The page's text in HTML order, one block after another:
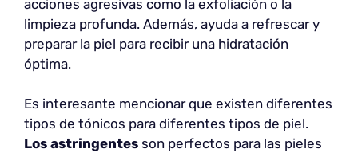
acciones agresivas como la exfoliación o la
limpieza profunda. Además, ayuda a refrescar y
preparar la piel para recibir una hidratación
óptima.
Es interesante mencionar que existen diferentes
tipos de tónicos para diferentes tipos de piel.
Los astringentes son perfectos para las pieles